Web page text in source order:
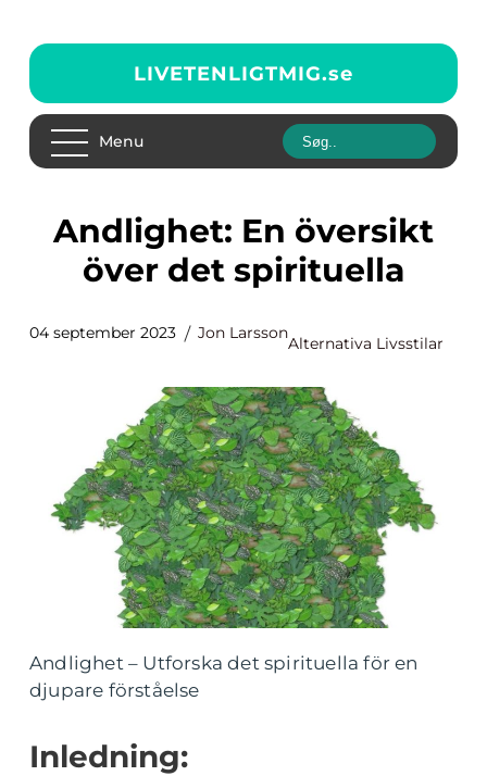
LIVETENLIGTMIG.se
Menu
Andlighet: En översikt
över det spirituella
04 september 2023 Jon Larsson
Alternativa Livsstilar
Andlighet – Utforska det spirituella för en
djupare förståelse
Inledning: